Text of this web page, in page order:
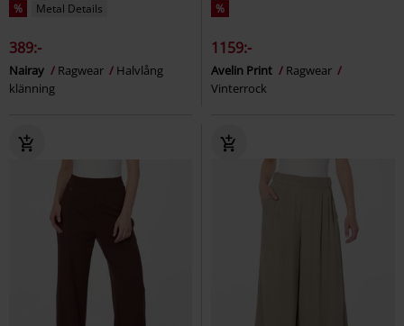
% Metal Details
389:-
Nairay Ragwear
Halvlång
klänning
%
1159:-
Avelin Print
Ragwear
Vinterrock